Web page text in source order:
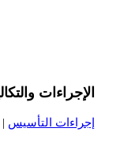
الإجراءات
إجراءات التأسيس |